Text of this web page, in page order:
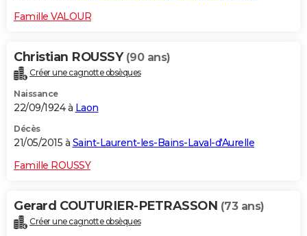
Famille VALOUR
Christian ROUSSY (90 ans)
Créer une cagnotte obsèques
Naissance
22/09/1924 à Laon
Décès
21/05/2015 à Saint-Laurent-les-Bains-Laval-d'Aurelle
Famille ROUSSY
Gerard COUTURIER-PETRASSON (73 ans)
Créer une cagnotte obsèques